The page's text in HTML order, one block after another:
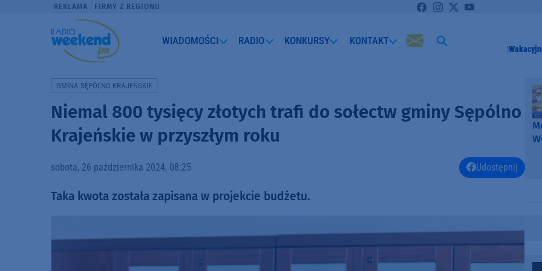
REKLAMA FIRMY Z REGIONU
WIADOMOŚCI RADIO KONKURSY KONTAKT
GMINA SĘPÓLNO KRAJEŃSKIE
Niemal 800 tysięcy złotych trafi do sołectw gminy Sępólno
Krajeńskie w przyszłym roku
sobota, 26 października 2024, 08:25 Udostępnij
Taka kwota została zapisana w projekcie budżetu.